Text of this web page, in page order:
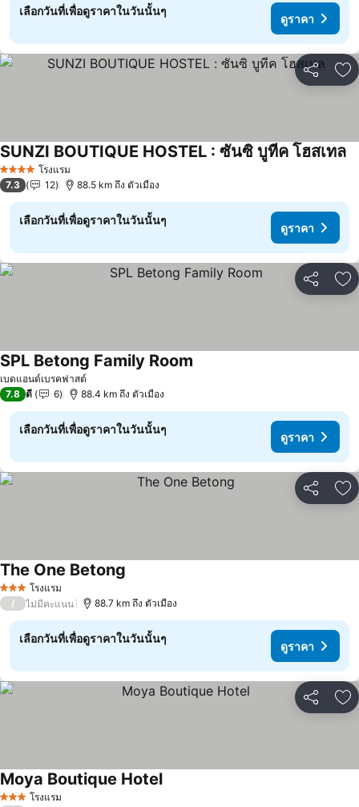
เลือกวันที่เพื่อดูราคาในวันนั้นๆ
ดูราคา
แชร์ เ
4 ดาว โรงแรม
SUNZI BOUTIQUE HOSTEL : ซันซิ บูทีค โฮสเทลดู
7.3 12 88.5 km ถึง ตัวเมือง
เลือกวันที่เพื่อดูราคาในวันนั้นๆ
ดูราคา
แชร์ เ
เบดแอนด์เบรคฟาสต์
SPL Betong Family Room
7.8 ดี 6 88.4 km ถึง ตัวเมือง
เลือกวันที่เพื่อดูราคาในวันนั้นๆ
ดูราคา
แชร์ เ
3 ดาว โรงแรม
The One Betong
/ ไม่มีคะแนน 88.7 km ถึง ตัวเมือง
เลือกวันที่เพื่อดูราคาในวันนั้นๆ
ดูราคา
แชร์ เ
3 ดาว โรงแรม
Moya Boutique Hotelดูราคา